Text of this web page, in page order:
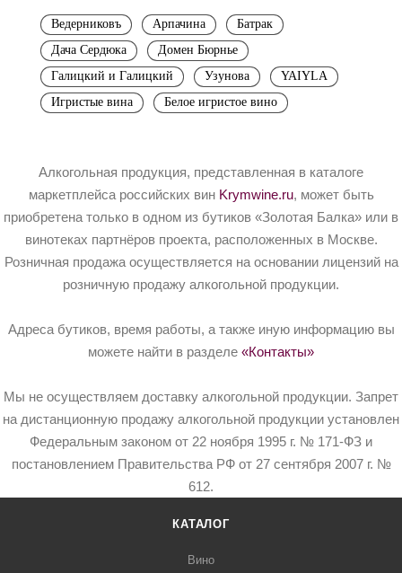
Ведерниковъ Арпачина
Батрак
Дача Сердюка
Домен Бюрнье
Галицкий и Галицкий
Узунова
YAIYLA
Игристые вина
Белое игристое вино
Алкогольная продукция, представленная в каталоге
маркетплейса российских вин Krymwine.ru, может быть
приобретена только в одном из бутиков «Золотая Балка» или в
винотеках партнёров проекта, расположенных в Москве.
Розничная продажа осуществляется на основании лицензий на
розничную продажу алкогольной продукции.
Адреса бутиков, время работы, а также иную информацию вы
можете найти в разделе «Контакты»
Мы не осуществляем доставку алкогольной продукции. Запрет
на дистанционную продажу алкогольной продукции установлен
Федеральным законом от 22 ноября 1995 г. № 171-ФЗ и
постановлением Правительства РФ от 27 сентября 2007 г. №
612.
КАТАЛОГ
Вино